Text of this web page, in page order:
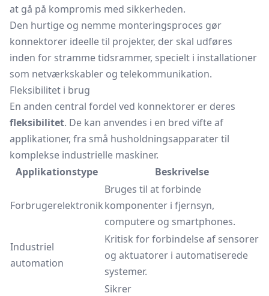
at gå på kompromis med sikkerheden.
Den hurtige og nemme monteringsproces gør
konnektorer ideelle til projekter, der skal udføres
inden for stramme tidsrammer, specielt i installationer
som netværkskabler og telekommunikation.
Fleksibilitet i brug
En anden central fordel ved konnektorer er deres
fleksibilitet. De kan anvendes i en bred vifte af
applikationer, fra små husholdningsapparater til
komplekse industrielle maskiner.
Applikationstype
Beskrivelse
Forbrugerelektronik
Bruges til at forbinde
komponenter i fjernsyn,
computere og smartphones.
Industriel
automation
Kritisk for forbindelse af sensorer
og aktuatorer i automatiserede
systemer.
Sikrer